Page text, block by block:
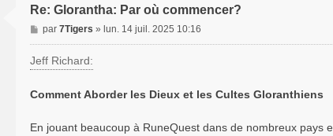
Re: Glorantha: Par où commencer?
M
e
s
s
g
par 7Tigers » lun. 14 juil. 2025 10:16
Jeff Richard:
Comment Aborder les Dieux et les Cultes Gloranthiens
En jouant beaucoup à RuneQuest dans de nombreux